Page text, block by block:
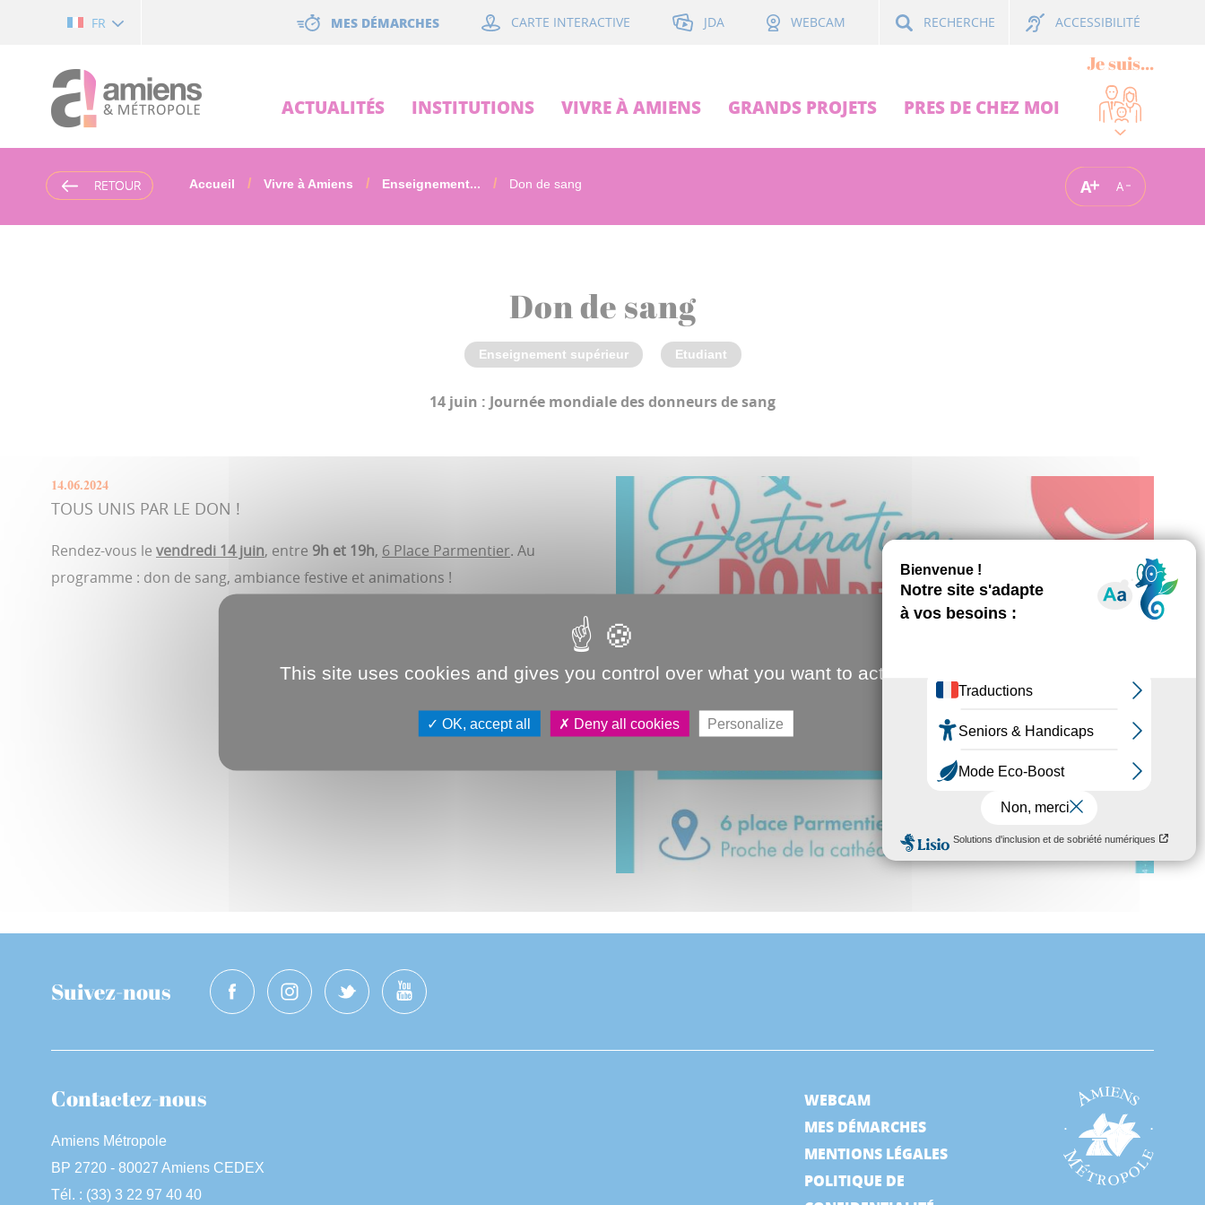
FR MES DÉMARCHES CARTE INTERACTIVE JDA WEBCAM RECHERCHE ACCESSIBILITÉ
ACTUALITÉS INSTITUTIONS VIVRE À AMIENS GRANDS PROJETS PRES DE CHEZ MOI
Je suis...
RETOUR
RETOUR Accueil Vivre à Amiens Enseignement... Don de sang A A
Don de sang
Enseignement supérieur Etudiant
14 juin : Journée mondiale des donneurs de sang
14.06.2024
TOUS UNIS PAR LE DON !
Rendez-vous le vendredi 14 juin, entre 9h et 19h, 6 Place Parmentier. Au
programme : don de sang, ambiance festive et animations !
Suivez-nous
Contactez-nous
Amiens Métropole
BP 2720 - 80027 Amiens CEDEX
Tél. : (33) 3 22 97 40 40
WEBCAM
MES DÉMARCHES
MENTIONS LÉGALES
POLITIQUE DE
This site uses cookies and gives you control over what you want to activate
OK, accept all Deny all cookies Personalize